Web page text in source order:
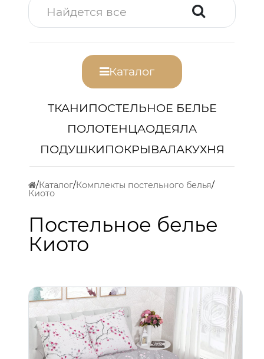
Каталог
ТКАНИПОСТЕЛЬНОЕ БЕЛЬЕ
ПОЛОТЕНЦАОДЕЯЛА
ПОДУШКИПОКРЫВАЛАКУХНЯ
Каталог Комплекты постельного белья
Киото
Постельное белье
Киото